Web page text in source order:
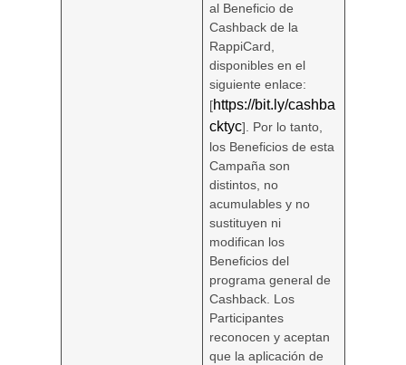
al Beneficio de
Cashback de la
RappiCard,
disponibles en el
siguiente enlace:
[https://bit.ly/cashba
cktyc]. Por lo tanto,
los Beneficios de esta
Campaña son
distintos, no
acumulables y no
sustituyen ni
modifican los
Beneficios del
programa general de
Cashback. Los
Participantes
reconocen y aceptan
que la aplicación de